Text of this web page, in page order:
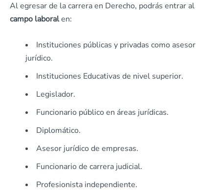
Al egresar de la carrera en Derecho, podrás entrar al
campo laboralen:
Instituciones públicas y privadas como asesor
jurídico.
Instituciones Educativas de nivel superior.
Legislador.
Funcionario público en áreas jurídicas.
Diplomático.
Asesor jurídico de empresas.
Funcionario de carrera judicial.
Profesionista independiente.